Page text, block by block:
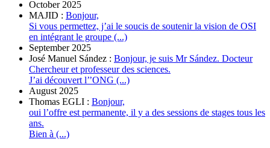
October 2025
MAJID : Bonjour,
Si vous permettez, j’ai le soucis de soutenir la vision de OSI
en intégrant le groupe (...)
September 2025
José Manuel Sández : Bonjour, je suis Mr Sández. Docteur
Chercheur et professeur des sciences.
J’ai découvert l’’ONG (...)
August 2025
Thomas EGLI : Bonjour,
oui l’offre est permanente, il y a des sessions de stages tous les
ans.
Bien à (...)